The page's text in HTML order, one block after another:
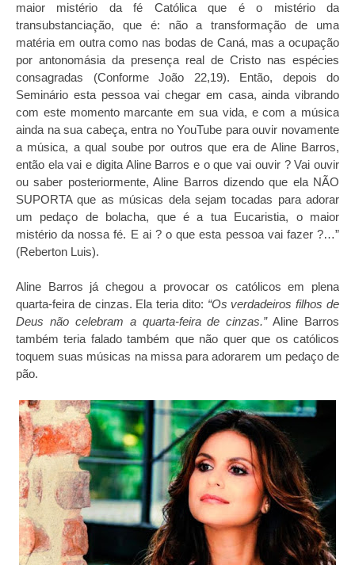
maior mistério da fé Católica que é o mistério da
transubstanciação, que é: não a transformação de uma
matéria em outra como nas bodas de Caná, mas a ocupação
por antonomásia da presença real de Cristo nas espécies
consagradas (Conforme João 22,19). Então, depois do
Seminário esta pessoa vai chegar em casa, ainda vibrando
com este momento marcante em sua vida, e com a música
ainda na sua cabeça, entra no YouTube para ouvir novamente
a música, a qual soube por outros que era de Aline Barros,
então ela vai e digita Aline Barros e o que vai ouvir ? Vai ouvir
ou saber posteriormente, Aline Barros dizendo que ela NÃO
SUPORTA que as músicas dela sejam tocadas para adorar
um pedaço de bolacha, que é a tua Eucaristia, o maior
mistério da nossa fé. E ai ? o que esta pessoa vai fazer ?…”
(Reberton Luis).
Aline Barros já chegou a provocar os católicos em plena
quarta-feira de cinzas. Ela teria dito: “Os verdadeiros filhos de
Deus não celebram a quarta-feira de cinzas.”Aline Barros
também teria falado também que não quer que os católicos
toquem suas músicas na missa para adorarem um pedaço de
pão.